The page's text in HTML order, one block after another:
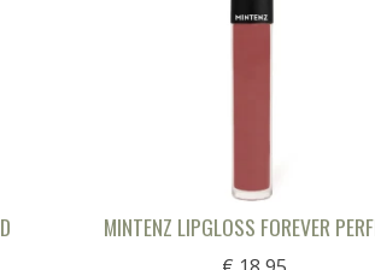
MINTENZ LIPGLOSS FOREVER